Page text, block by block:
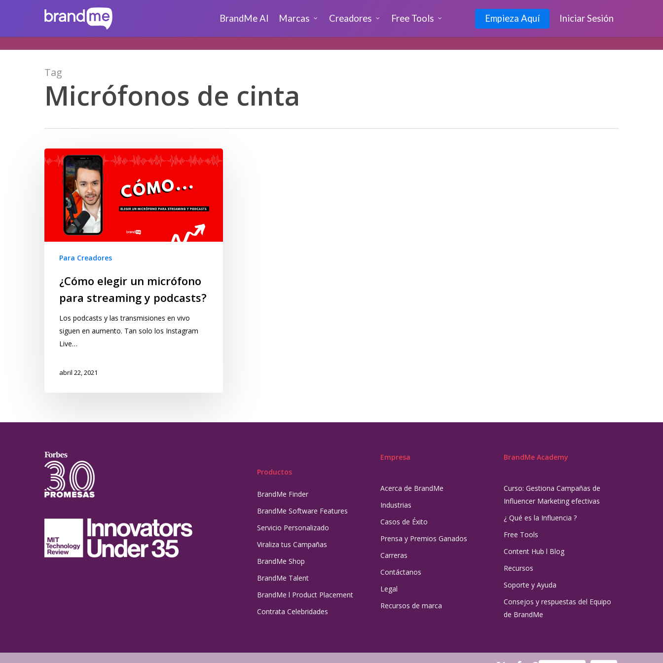
BrandMe AI Marcas Creadores Free Tools Empieza Aquí Iniciar Sesión
Tag
Micrófonos de cinta
Para Creadores
¿Cómo elegir un micrófono
para streaming y podcasts?
Los podcasts y las transmisiones en vivo
siguen en aumento. Tan solo los Instagram
Live…
abril 22, 2021
Productos
BrandMe Finder
BrandMe Software Features
Servicio Personalizado
Viraliza tus Campañas
BrandMe Shop
BrandMe Talent
BrandMe l Product Placement
Contrata Celebridades
Empresa
Acerca de BrandMe
Industrias
Casos de Éxito
Prensa y Premios Ganados
Carreras
Contáctanos
Legal
Recursos de marca
BrandMe Academy
Curso: Gestiona Campañas de
Influencer Marketing efectivas
¿ Qué es la Influencia ?
Free Tools
Content Hub l Blog
Recursos
Soporte y Ayuda
Consejos y respuestas del Equipo
de BrandMe